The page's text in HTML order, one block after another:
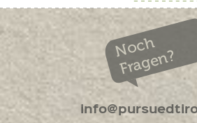
Noch
Fragen?